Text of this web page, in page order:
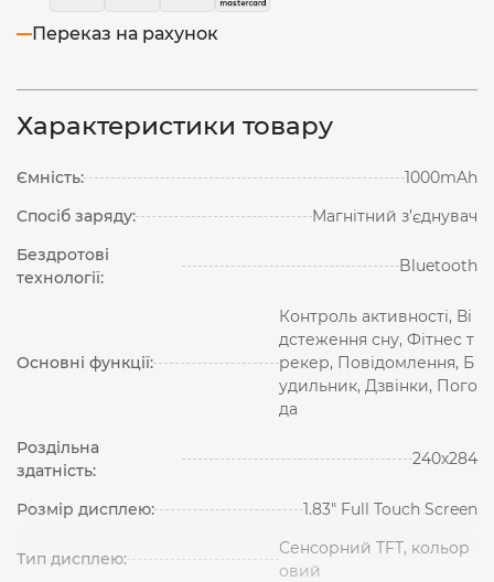
Переказ на рахунок
Характеристики товару
Ємність:
1000mAh
Спосіб заряду:
Магнітний з’єднувач
Бездротові
технології:
Bluetooth
Основні функції:
Контроль активності, Ві
дстеження сну, Фітнес т
рекер, Повідомлення, Б
удильник, Дзвінки, Пого
да
Роздільна
здатність:
240х284
Розмір дисплею: 1.83″ Full Touch Screen
Тип дисплею:
Сенсорний TFT, кольор
овий